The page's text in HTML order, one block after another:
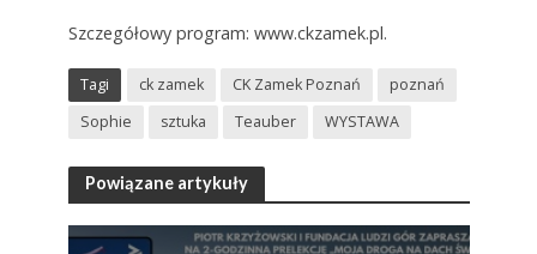
Szczegółowy program: www.ckzamek.pl.
Tagi ck zamek CK Zamek Poznań
poznań
Sophie
sztuka Teauber WYSTAWA
Powiązane artykuły